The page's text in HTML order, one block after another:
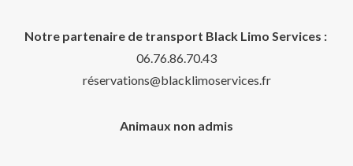
Notre partenaire de transport Black Limo Services :
06.76.86.70.43
réservations@blacklimoservices.fr
Animaux non admis